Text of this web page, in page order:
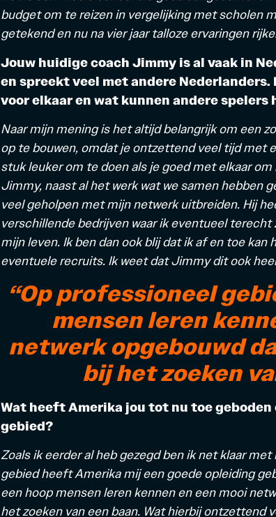
budget om te reizen in vergelijking met scholen
getekend en nu na vier jaar talloze ervaringen
Jouw huidige coach Jimmy is al vaak in
en spreekt veel met andere
voor elkaar en wat kunnen andere spelers
Naar mijn mening is het altijd belangrijk om een
op te bouwen, omdat je ontzettend veel tijd met
stuk leuker om te doen als je goed met elkaar
Jimmy, naast al het werk wat we samen hebben
veel geholpen met mijn netwerk uitbreiden. Hij
verschillende bedrijven waar ik eventueel
mijn leven. Ik ben dan ook blij dat ik af en toe
eventuele recruits. Ik weet dat Jimmy dit ook
“Op professioneel
mensen leren
netwerk opgebouwd
bij het zoeken
Wat heeft Amerika jou tot nu toe
gebied?
Zoals ik eerder al heb gezegd ben ik net klaar
gebied heeft Amerika mij een goede opleiding
een hoop mensen leren kennen en een mooi
het zoeken van een baan. Wat hierbij ontzettend